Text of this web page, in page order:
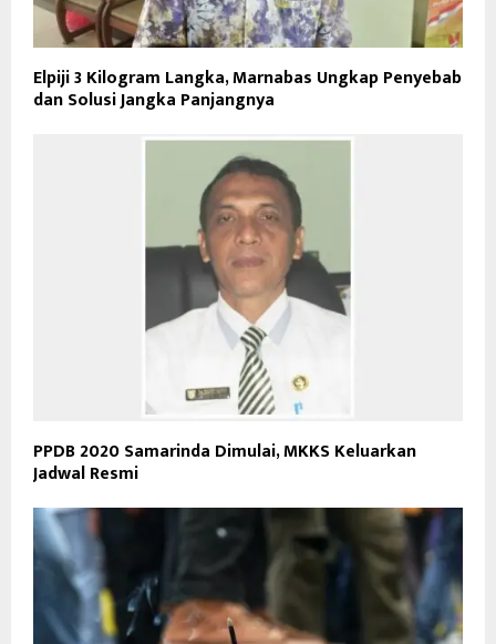
Elpiji 3 Kilogram Langka, Marnabas Ungkap Penyebab
dan Solusi Jangka Panjangnya
PPDB 2020 Samarinda Dimulai, MKKS Keluarkan
Jadwal Resmi